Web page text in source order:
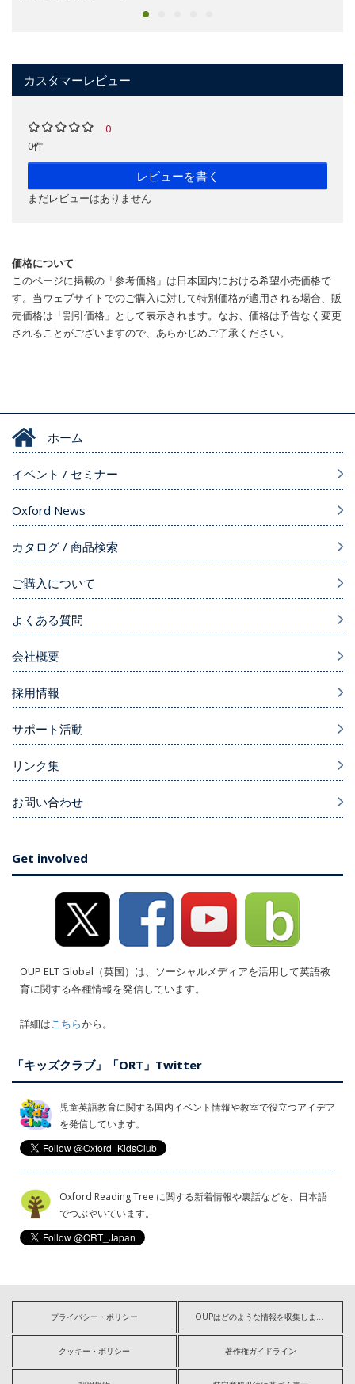
カスタマーレビュー
0
0件
レビューを書く
まだレビューはありません
価格について
このページに掲載の「参考価格」は日本国内における希望小売価格で
す。当ウェブサイトでのご購入に対して特別価格が適用される場合、販
売価格は「割引価格」として表示されます。なお、価格は予告なく変更
されることがございますので、あらかじめご了承ください。
ホーム
イベント / セミナー
Oxford News
カタログ / 商品検索
ご購入について
よくある質問
会社概要
採用情報
サポート活動
リンク集
お問い合わせ
Get involved
OUP ELT Global（英国）は、ソーシャルメディアを活用して英語教
育に関する各種情報を発信しています。
詳細は こちらから。
「キッズクラブ」「ORT」Twitter
児童英語教育に関する国内イベント情報や教室で役立つアイデア
を発信しています。
Oxford Reading Tree に関する新着情報や裏話などを、日本語
でつぶやいています。
プライバシー・ポリシー
クッキー・ポリシー 著作権ガイドライン